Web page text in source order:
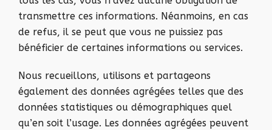
transmettre ces informations. Néanmoins, en cas
de refus, il se peut que vous ne puissiez pas
bénéficier de certaines informations ou services.
Nous recueillons, utilisons et partageons
également des données agrégées telles que des
données statistiques ou démographiques quel
qu’en soit l’usage. Les données agrégées peuvent